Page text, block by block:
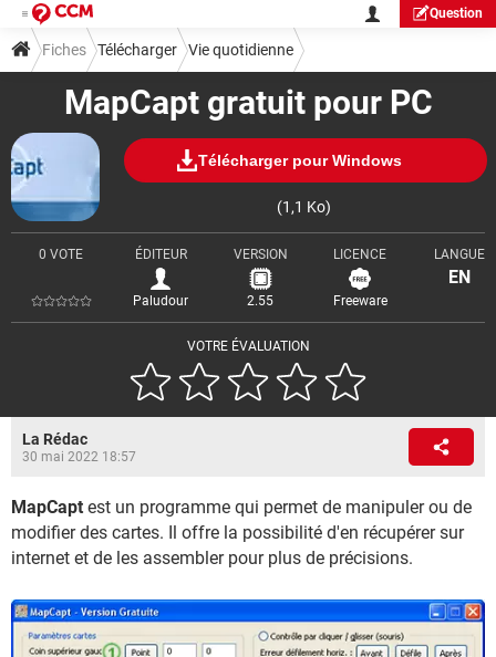
Question
MapCapt gratuit pour PC
Télécharger pour Windows
(1,1 Ko)
VOTRE ÉVALUATION
0 VOTE ÉDITEUR
Paludour
VERSION
2.55
LICENCE
Freeware
LANGUE
EN
Fiches Télécharger Vie quotidienne
La Rédac
30 mai 2022 18:57
MapCapt est un programme qui permet de manipuler ou de
modifier des cartes. Il offre la possibilité d'en récupérer sur
internet et de les assembler pour plus de précisions.